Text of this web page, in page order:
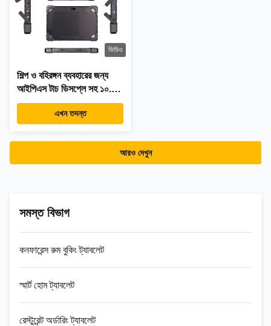
ভিডিও
শিল্প ও বহিরঙ্গন ব্যবহারের জন্য
আইপিএস টাচ ডিসপ্লে সহ ১০.১
ইঞ্চি IP67 মজবুত অ্যান্ড্রয়েড
এখন তদন্ত
আরও দেখুন
সমস্ত বিভাগ
কনফারেন্স রুম বুকিং ট্যাবলেট
স্মার্ট হোম ট্যাবলেট
রেস্টুরেন্ট অর্ডারিং ট্যাবলেট